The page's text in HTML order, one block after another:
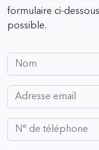
formulaire ci-
possible.